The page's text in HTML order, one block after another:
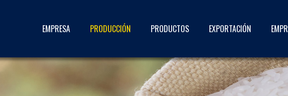
EMPRESA PRODUCCIÓN PRODUCTOS EXPORTACIÓN